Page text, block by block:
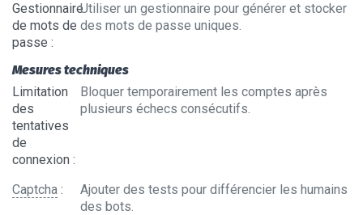
Gestionnaire
de mots de
passe :
Utiliser un gestionnaire pour générer et stocker
des mots de passe uniques.
Mesures techniques
Limitation
des
tentatives
de
connexion :
Bloquer temporairement les comptes après
plusieurs échecs consécutifs.
Captcha :
Ajouter des tests pour différencier les humains
des bots.